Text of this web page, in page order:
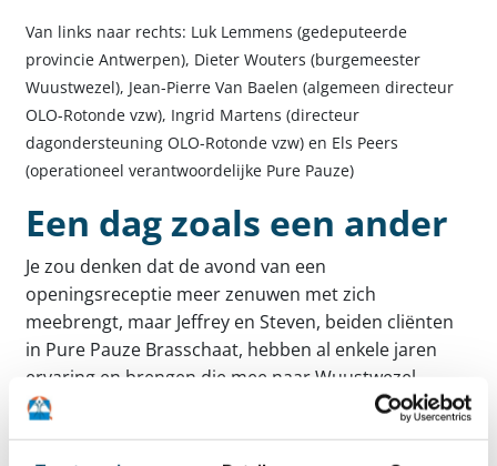
Van links naar rechts: Luk Lemmens (gedeputeerde
provincie Antwerpen), Dieter Wouters (burgemeester
Wuustwezel), Jean-Pierre Van Baelen (algemeen directeur
OLO-Rotonde vzw), Ingrid Martens (directeur
dagondersteuning OLO-Rotonde vzw) en Els Peers
(operationeel verantwoordelijke Pure Pauze)
Een dag zoals een ander
Je zou denken dat de avond van een
openingsreceptie meer zenuwen met zich
meebrengt, maar Jeffrey en Steven, beiden cliënten
in Pure Pauze Brasschaat, hebben al enkele jaren
ervaring en brengen die mee naar Wuustwezel.
Jeffrey was er dan ook zichtbaar gerust in: